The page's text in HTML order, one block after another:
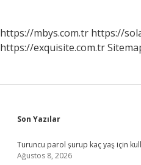
https://mbys.com.tr https://
https://exquisite.com.tr
Sidebar
Son Yazılar
Turuncu parol şurup kaç yaş için
Ağustos 8, 2026